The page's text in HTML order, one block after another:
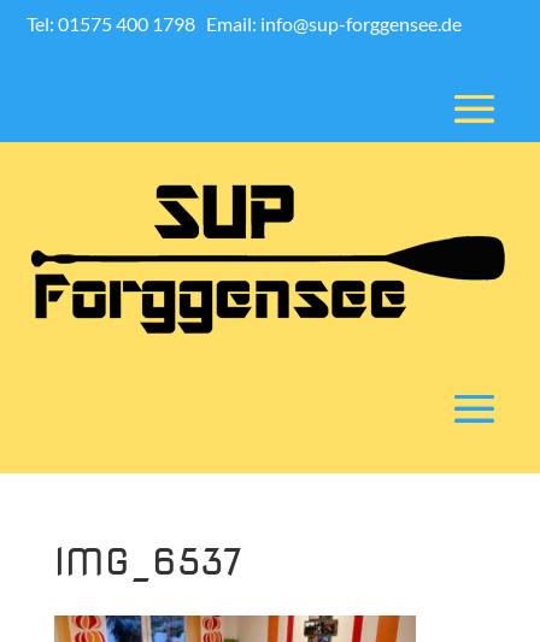
Tel: 01575 400 1798 Email: info@sup-forggensee.de
IMG_6537